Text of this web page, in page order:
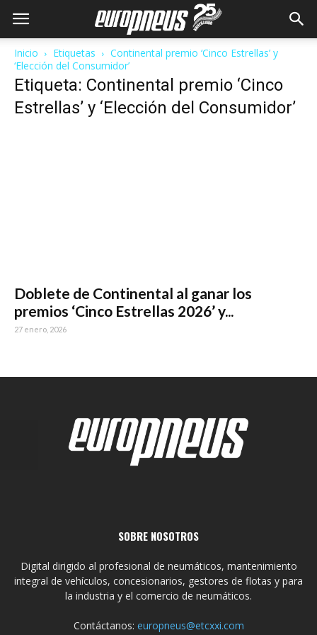
Inicio Etiquetas
Continental premio ‘Cinco Estrellas’ y
‘Elección del Consumidor’
Etiqueta: Continental premio ‘Cinco
Estrellas’ y ‘Elección del Consumidor’
Doblete de Continental al ganar los
premios ‘Cinco Estrellas 2026’ y...
27 enero, 2026
SOBRE NOSOTROS
Digital dirigido al profesional de neumáticos, mantenimiento
integral de vehículos, concesionarios, gestores de flotas y para
la industria y el comercio de neumáticos.
Contáctanos: europneus@etcxxi.com